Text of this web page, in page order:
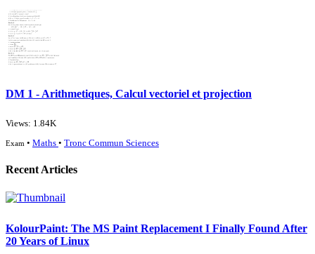
DM 1 - Arithmetiques, Calcul vectoriel et projection
Views: 1.84K
Exam • Maths • Tronc Commun Sciences
Recent Articles
KolourPaint: The MS Paint Replacement I Finally Found After
20 Years of Linux